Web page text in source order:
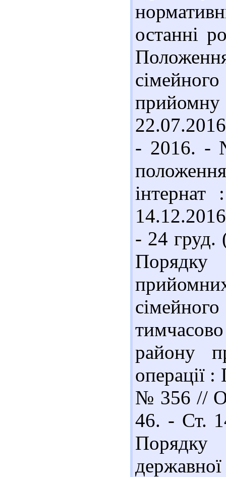
останні
- 2016. -
- 24
Порядку
району
операції
№ 356 //
46. - Ст.